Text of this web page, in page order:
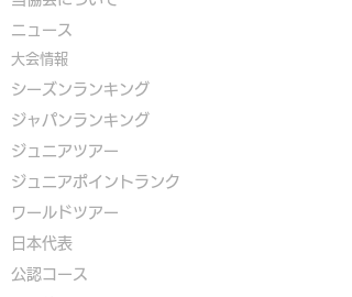
​ニュース
大会情報
シーズンランキング
ジャパンランキング
ジュニアツアー
ジュニアポイントランク
​ワールドツアー
​​日本代表
公認コース